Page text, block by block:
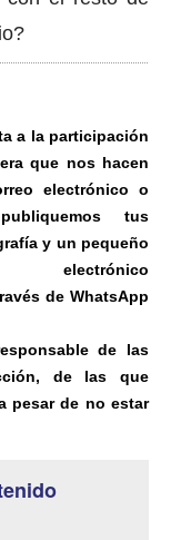
a la participación
que nos hacen
electrónico o
tus
y un pequeño
de WhatsApp
de las
de las que
pesar de no estar